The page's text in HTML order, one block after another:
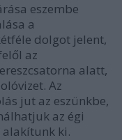
eszembe
a
dolgot jelent,
az
alatt,
Az
jut az eszünkbe,
az égi
alakítunk ki.